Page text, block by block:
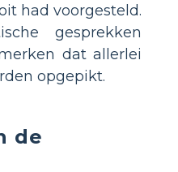
had voorgesteld.
gesprekken
dat allerlei
opgepikt.
de